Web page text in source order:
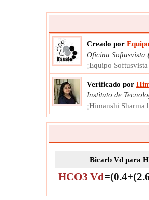
Creado por
Oficina Softusvista
¡Equipo
Verificado por
Instituto de
¡Himanshi
Bicarb Vd para
HCO3 Vd=(0.4+(